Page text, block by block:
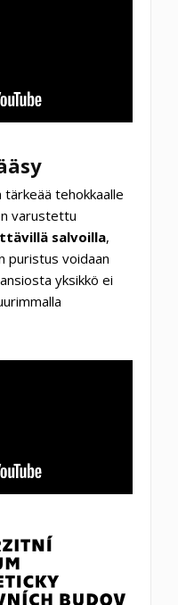
tehokkaalle
varustettu
salvoilla,
puristus voidaan
yksikkö ei